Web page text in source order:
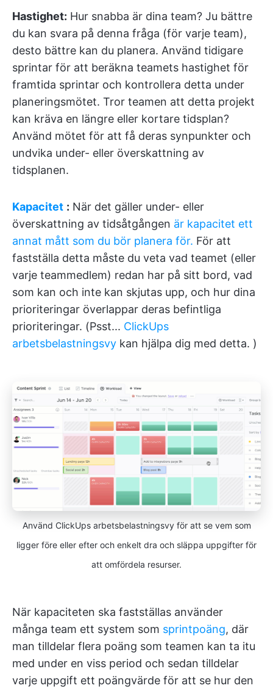
Hastighet: Hur snabba är dina team? Ju bättre
du kan svara på denna fråga (för varje team),
desto bättre kan du planera. Använd tidigare
sprintar för att beräkna teamets hastighet för
framtida sprintar och kontrollera detta under
planeringsmötet. Tror teamen att detta projekt
kan kräva en längre eller kortare tidsplan?
Använd mötet för att få deras synpunkter och
undvika under- eller överskattning av
tidsplanen.
Kapacitet : När det gäller under- eller
överskattning av tidsåtgången är kapacitet ett
annat mått som du bör planera för. För att
fastställa detta måste du veta vad teamet (eller
varje teammedlem) redan har på sitt bord, vad
som kan och inte kan skjutas upp, och hur dina
prioriteringar överlappar deras befintliga
prioriteringar. (Psst... ClickUps
arbetsbelastningsvy kan hjälpa dig med detta. )
Använd ClickUps arbetsbelastningsvy för att se vem som
ligger före eller efter och enkelt dra och släppa uppgifter för
att omfördela resurser.
När kapaciteten ska fastställas använder
många team ett system som sprintpoäng, där
man tilldelar flera poäng som teamen kan ta itu
med under en viss period och sedan tilldelar
varje uppgift ett poängvärde för att se hur den